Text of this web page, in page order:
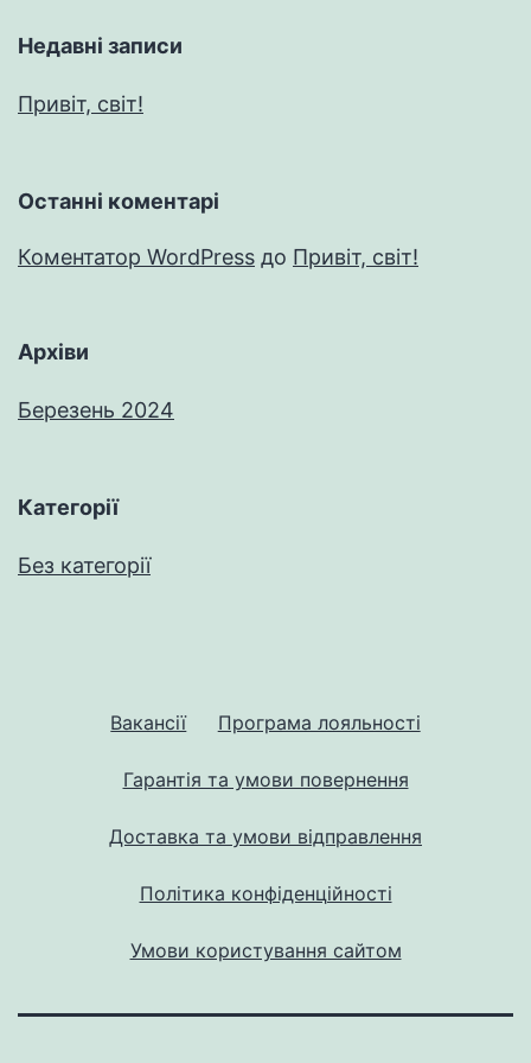
Недавні записи
Привіт, світ!
Останні коментарі
Коментатор WordPress до Привіт, світ!
Архіви
Березень 2024
Категорії
Без категорії
Вакансії Програма лояльності
Гарантія та умови повернення
Доставка та умови відправлення
Політика конфіденційності
Умови користування сайтом